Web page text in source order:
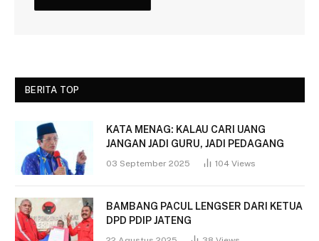
BERITA TOP
KATA MENAG: KALAU CARI UANG
JANGAN JADI GURU, JADI PEDAGANG
03 September 2025 104 Views
BAMBANG PACUL LENGSER DARI KETUA
DPD PDIP JATENG